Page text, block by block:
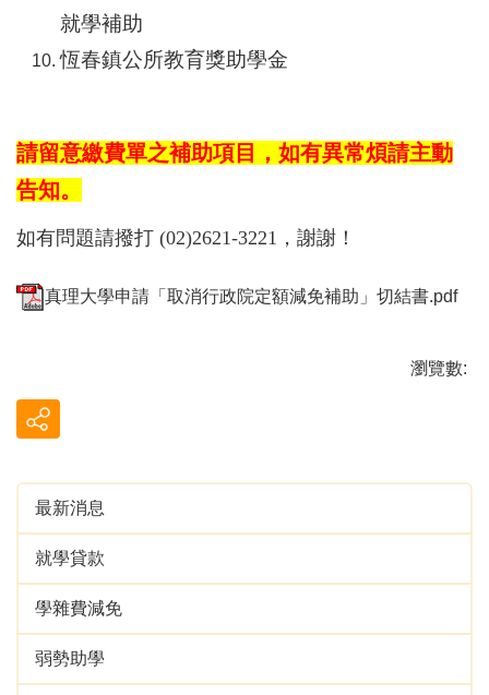
就學補助
恆春鎮公所教育獎助學金
請留意繳費單之補助項目，如有異常煩請主動
告知。
如有問題請撥打 (02)2621-3221，謝謝！
真理大學申請「取消行政院定額減免補助」切結書.pdf
瀏覽數:
最新消息
就學貸款
學雜費減免
弱勢助學